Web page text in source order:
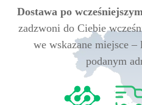
Dostawa po
zadzwoni do Ciebie
we wskazane miejsce
podanym